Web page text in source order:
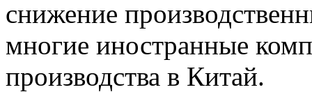
снижение
многие иностранные
производства в Китай.